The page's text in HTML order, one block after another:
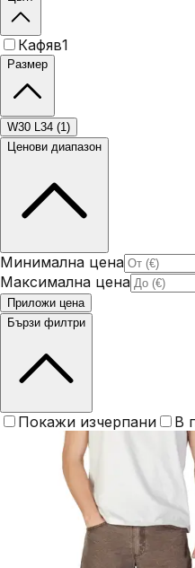
Кафяв1
Размер
W30 L34 (1)
Ценови диапазон
Минимална цена
Максимална цена
Приложи цена
Бързи филтри
Покажи изчерпани В